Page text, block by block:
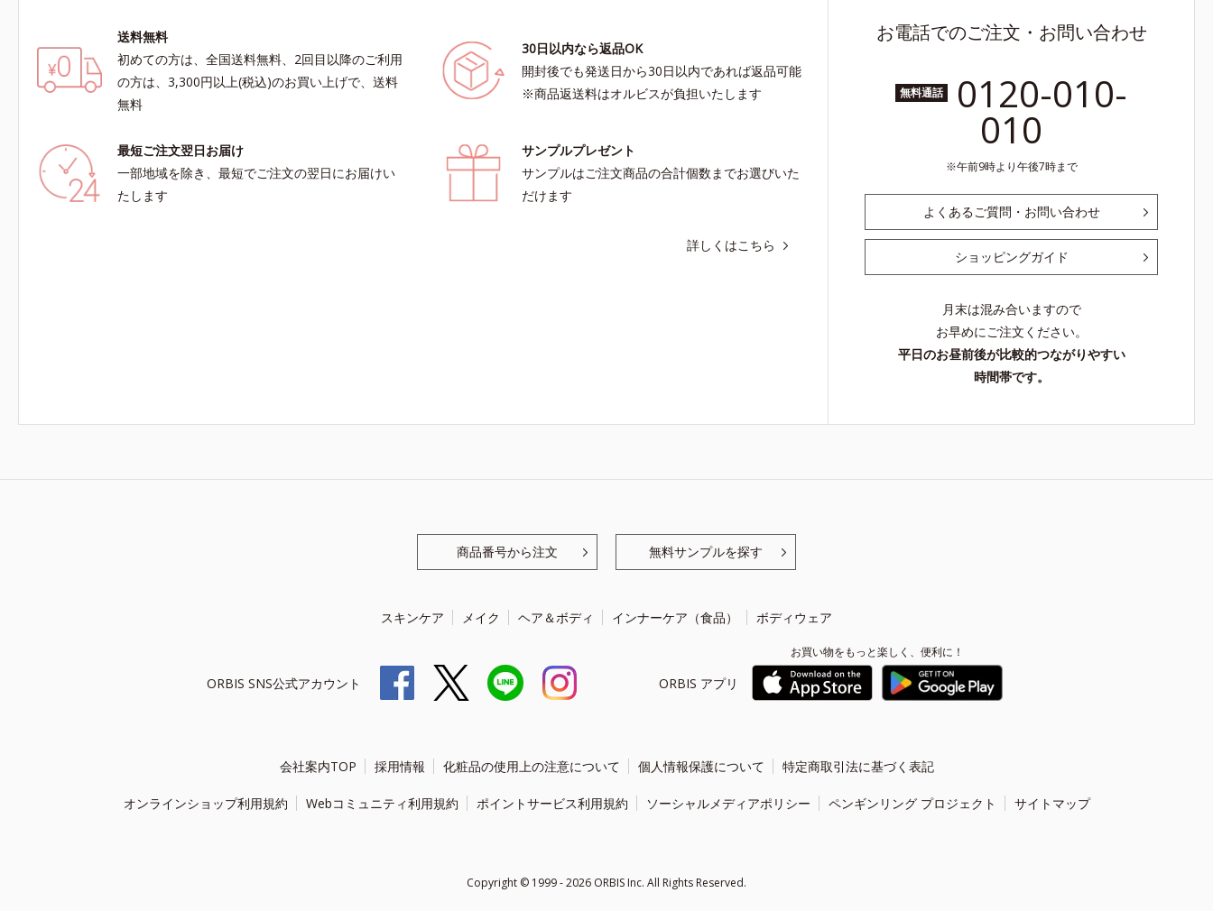
送料無料
初めての方は、全国送料無料、2回目以降のご利用
の方は、3,300円以上(税込)のお買い上げで、送料
無料
30日以内なら返品OK
開封後でも発送日から30日以内であれば返品可能
※商品返送料はオルビスが負担いたします
最短ご注文翌日お届け
一部地域を除き、最短でご注文の翌日にお届けい
たします
サンプルプレゼント
サンプルはご注文商品の合計個数までお選びいた
だけます
詳しくはこちら
お電話でのご注文・お問い合わせ
無料通話 0120-010-
010
午前9時より午後7時まで
よくあるご質問・お問い合わせ
ショッピングガイド
月末は混み合いますので
お早めにご注文ください。
平日のお昼前後が比較的つながりやすい
時間帯です。
商品番号から注文 無料サンプルを探す
スキンケア メイク ヘア＆ボディ インナーケア（食品） ボディウェア
ORBIS SNS公式アカウント ORBIS アプリ
お買い物をもっと楽しく、便利に！
会社案内TOP 採用情報 化粧品の使用上の注意について 個人情報保護について 特定商取引法に基づく表記
オンラインショップ利用規約 Webコミュニティ利用規約 ポイントサービス利用規約 ソーシャルメディアポリシー ペンギンリング プロジェクト サイトマップ
Copyright © 1999 - 2026 ORBIS Inc. All Rights Reserved.